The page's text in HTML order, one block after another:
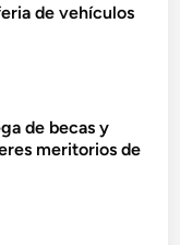
de vehículos
de becas y
meritorios de